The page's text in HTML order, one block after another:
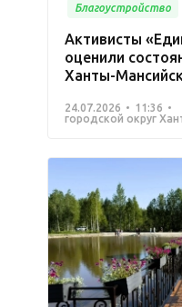
Благоустройство
Активисты
оценили
Ханты-
24.07.2026
11:36
городской округ